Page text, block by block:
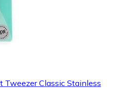
Tweezer Classic Stainless